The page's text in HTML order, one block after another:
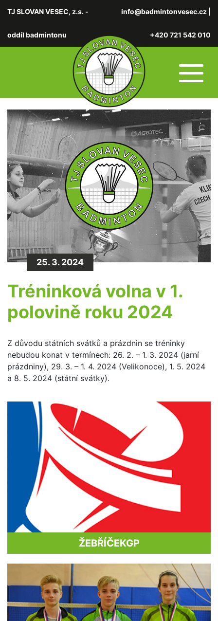
TJ SLOVAN VESEC, z.s. -
oddíl badmintonu
info@badmintonvesec.cz
+420 721 542 010
25. 3. 2024
Tréninková volna v 1.
polovině roku 2024
Z důvodu státních svátků a prázdnin se tréninky
nebudou konat v termínech: 26. 2. – 1. 3. 2024 (jarní
prázdniny), 29. 3. – 1. 4. 2024 (Velikonoce), 1. 5. 2024
a 8. 5. 2024 (státní svátky).
ŽEBŘÍČEKGP